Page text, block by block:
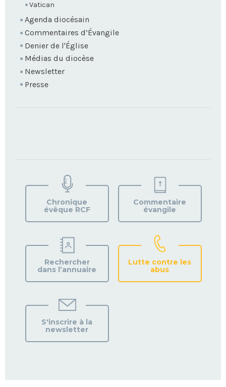
Vatican
Agenda diocésain
Commentaires d’Évangile
Denier de l'Église
Médias du diocèse
Newsletter
Presse
VOTRE
PAROISSE
Chronique
évêque RCF
Commentaire
évangile
Rechercher
dans l’annuaire
Lutte contre les
abus
S'inscrire à la
newsletter